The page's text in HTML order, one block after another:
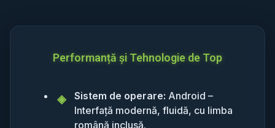
Performanță și Tehnologie de Top
Sistem de operare: Android –
Interfață modernă, fluidă, cu limba
română inclusă.